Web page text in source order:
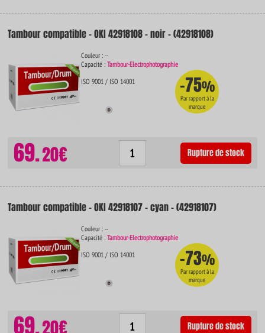
Tambour compatible - OKI 42918108 - noir - (42918108)
Couleur : --
Capacité :Tambour-Electrophotographie
ISO 9001 / ISO 14001
-75%
Par rapport à la
marque
69.20€ Rupture de stock
Tambour compatible - OKI 42918107 - cyan - (42918107)
Couleur : --
Capacité :Tambour-Electrophotographie
ISO 9001 / ISO 14001
-73%
Par rapport à la
marque
69.20€ Rupture de stock